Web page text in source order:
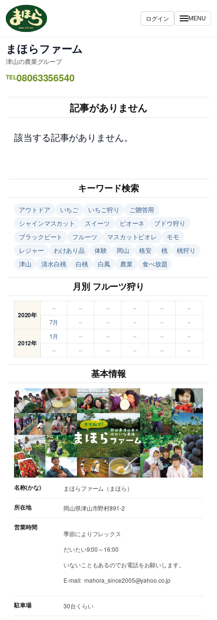
容
を
キ
ッ
プ
ログイン MENU
まほらファーム
津山の農業グループ
TEL08063356540
記事がありません
該当する記事がありません。
キーワード検索
アウトドア いちご いちご狩り
ご贈答用
シャインマスカット
スイーツ ピオーネ
ブドウ狩り
ブラックビート
フルーツ マスカットビオレ
モモ
レジャー
わけあり品 体験 岡山 格安 桃
桃狩り
津山
清水白桃 白桃 白鳳 農業 食べ放題
月別 フルーツ狩り
2020年
– – – – –
–
7月
– – – – –
2012年
1月 – – – –
–
–
– – – – –
基本情報
名称(かな) まほらファーム（まほら）
所在地 岡山県津山市野村891-2
営業時間
季節によりフレックス
だいたい9:00～16:00
いないこともあるのでお電話をお願いします。
E-mail: mahora_since2005@yahoo.co.jp
駐車場 30台くらい